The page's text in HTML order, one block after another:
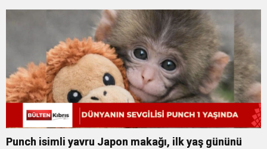
Punch isimli yavru Japon makağı, ilk yaş gününü